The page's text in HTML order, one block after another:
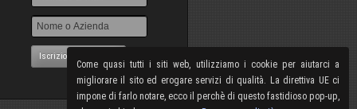
Come quasi tutti i siti web, utilizziamo i cookie per aiutarci a
migliorare il sito ed erogare servizi di qualità. La direttiva UE ci
impone di farlo notare, ecco il perchè di questo fastidioso pop-up,
Iscrizione NewsLetter